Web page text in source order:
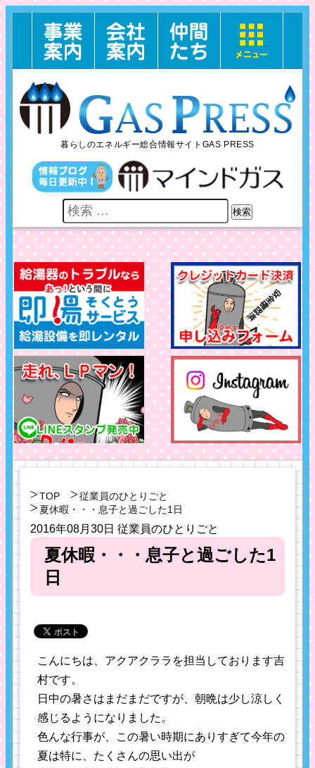
暮らしのエネルギー総合情報サイトGAS PRESS
検索
TOP
従業員のひとりごと
夏休暇・・・息子と過ごした1日
2016年08月30日 従業員のひとりごと
夏休暇・・・息子と過ごした1
日
こんにちは、アクアクララを担当しております吉
村です。
日中の暑さはまだまだですが、朝晩は少し涼しく
感じるようになりました。
色んな行事が、この暑い時期にありすぎて今年の
夏は特に、たくさんの思い出が